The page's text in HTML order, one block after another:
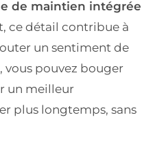
de maintien intégrée
ce détail contribue à
un sentiment de
vous pouvez bouger
un meilleur
plus longtemps, sans